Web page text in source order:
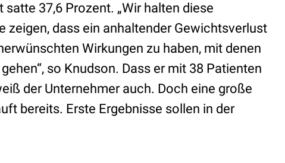
37,6 Prozent. „Wir halten diese
zeigen, dass ein anhaltender Gewichtsverlust
Wirkungen zu haben, mit denen
so Knudson. Dass er mit 38 Patienten
der Unternehmer auch. Doch eine große
bereits. Erste Ergebnisse sollen in der